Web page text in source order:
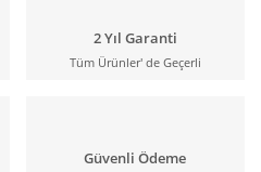
2 Yıl Garanti
Tüm Ürünler' de Geçerli
Güvenli Ödeme